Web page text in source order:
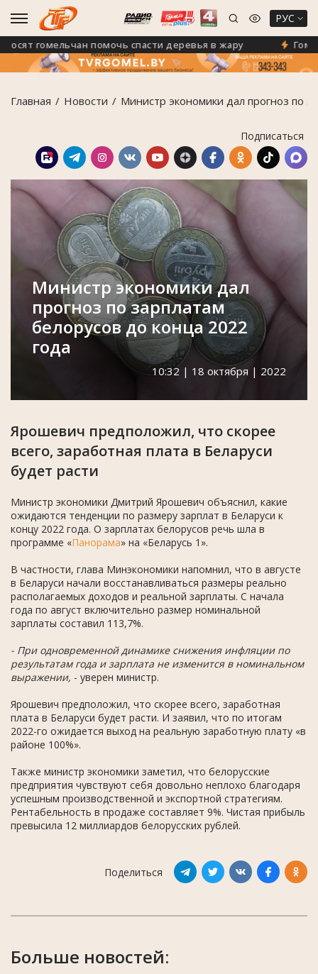
РУС
гомельчан помочь спасти деревья в жару Гомель
Главная Новости Министр экономики дал прогноз по
Подписаться
Министр экономики дал
прогноз по зарплатам
белорусов до конца 2022
года
10:32 | 18 октября | 2022
Ярошевич предположил, что скорее
всего, заработная плата в Беларуси
будет расти
Министр экономики Дмитрий Ярошевич объяснил, какие
ожидаются тенденции по размеру зарплат в Беларуси к
концу 2022 года. О зарплатах белорусов речь шла в
программе «Панорама» на «Беларусь 1».
В частности, глава Минэкономики напомнил, что в августе
в Беларуси начали восстанавливаться размеры реально
располагаемых доходов и реальной зарплаты. С начала
года по август включительно размер номинальной
зарплаты составил 113,7%.
- При одновременной динамике снижения инфляции по
результатам года и зарплата не изменится в номинальном
выражении, - уверен министр.
Ярошевич предположил, что скорее всего, заработная
плата в Беларуси будет расти. И заявил, что по итогам
2022-го ожидается выход на реальную заработную плату «в
районе 100%».
Также министр экономики заметил, что белорусские
предприятия чувствуют себя довольно неплохо благодаря
успешным производственной и экспортной стратегиям.
Рентабельность в продаже составляет 9%. Чистая прибыль
превысила 12 миллиардов белорусских рублей.
Поделиться
Больше новостей: